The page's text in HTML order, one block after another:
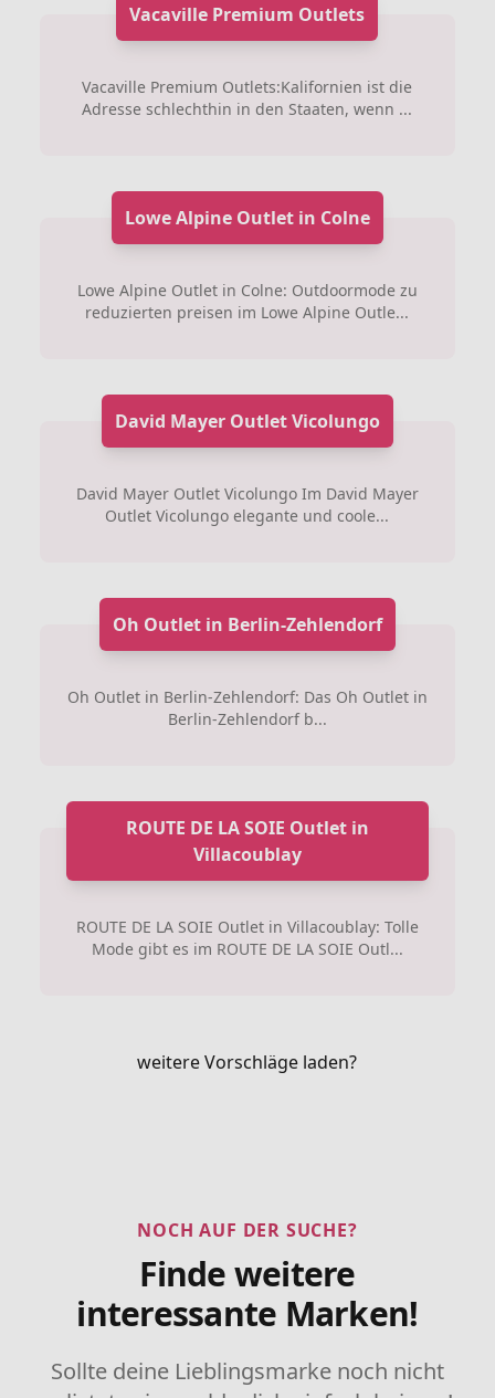
Vacaville Premium Outlets
Vacaville Premium Outlets:Kalifornien ist die
Adresse schlechthin in den Staaten, wenn ...
Lowe Alpine Outlet in Colne
Lowe Alpine Outlet in Colne: Outdoormode zu
reduzierten preisen im Lowe Alpine Outle...
David Mayer Outlet Vicolungo
David Mayer Outlet Vicolungo Im David Mayer
Outlet Vicolungo elegante und coole...
Oh Outlet in Berlin-Zehlendorf
Oh Outlet in Berlin-Zehlendorf: Das Oh Outlet in
Berlin-Zehlendorf b...
ROUTE DE LA SOIE Outlet in
Villacoublay
ROUTE DE LA SOIE Outlet in Villacoublay: Tolle
Mode gibt es im ROUTE DE LA SOIE Outl...
weitere Vorschläge laden?
NOCH AUF DER SUCHE?
Finde weitere
interessante Marken!
Sollte deine Lieblingsmarke noch nicht